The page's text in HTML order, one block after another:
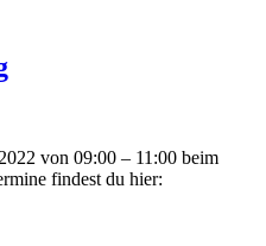
von 09:00 – 11:00 beim
findest du hier: